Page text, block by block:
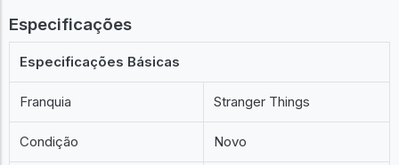
Especificações
Especificações Básicas
Franquia Stranger Things
Condição Novo